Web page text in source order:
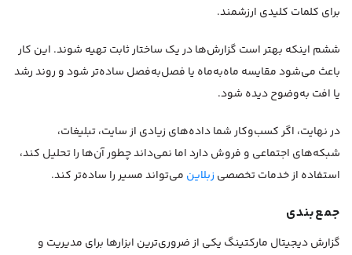
برای کلمات کلیدی ارزشمند.
ششم اینکه بهتر است گزارش‌ها در یک ساختار ثابت تهیه شوند. این کار
باعث می‌شود مقایسه ماه‌به‌ماه یا فصل‌به‌فصل ساده‌تر شود و روند رشد
یا افت به‌وضوح دیده شود.
در نهایت، اگر کسب‌وکار شما داده‌های زیادی از سایت، تبلیغات،
شبکه‌های اجتماعی و فروش دارد اما نمی‌داند چطور آن‌ها را تحلیل کند،
استفاده از خدمات تخصصیزبلاین می‌تواند مسیر را ساده‌تر کند.
جمع‌بندی
گزارش دیجیتال مارکتینگ یکی از ضروری‌ترین ابزارها برای مدیریت و